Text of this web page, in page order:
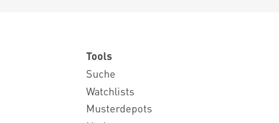
Tools
Suche
Watchlists
Musterdepots